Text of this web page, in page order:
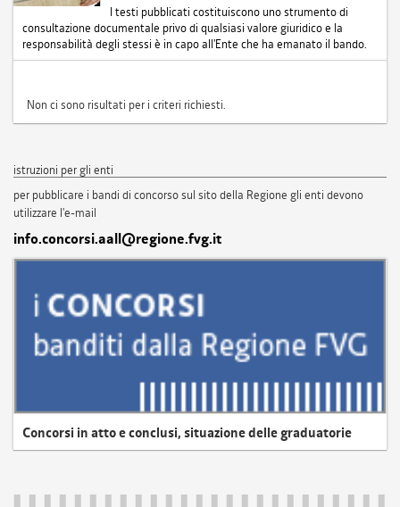
I testi pubblicati costituiscono uno strumento di
consultazione documentale privo di qualsiasi valore giuridico e la
responsabilità degli stessi è in capo all'Ente che ha emanato il bando.
Non ci sono risultati per i criteri richiesti.
istruzioni per gli enti
per pubblicare i bandi di concorso sul sito della Regione gli enti devono
utilizzare l'e-mail
info.concorsi.aall@regione.fvg.it
Concorsi in atto e conclusi, situazione delle graduatorie